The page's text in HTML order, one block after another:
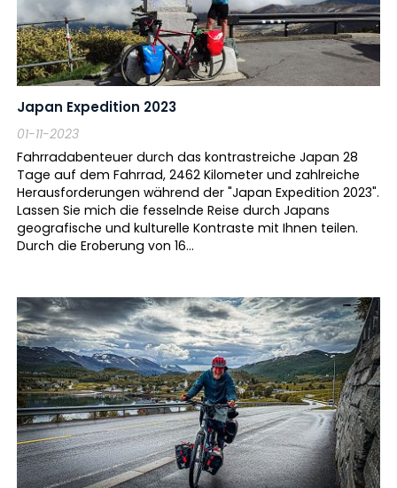
Japan Expedition 2023
01-11-2023
Fahrradabenteuer durch das kontrastreiche Japan 28
Tage auf dem Fahrrad, 2462 Kilometer und zahlreiche
Herausforderungen während der "Japan Expedition 2023".
Lassen Sie mich die fesselnde Reise durch Japans
geografische und kulturelle Kontraste mit Ihnen teilen.
Durch die Eroberung von 16...